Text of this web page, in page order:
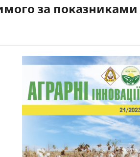
за показниками